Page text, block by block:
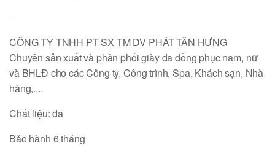
CÔNG TY TNHH PT SX TM DV PHÁT TÂN HƯNG
Chuyên sản xuất và phân phối giày da đồng phục nam, nữ
và BHLĐ cho các Công ty, Công trình, Spa, Khách sạn, Nhà
hàng,....
Chất liệu: da
Bảo hành 6 tháng